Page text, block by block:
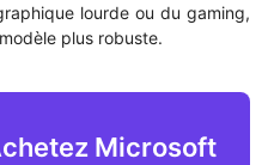
lourde ou du gaming,
plus robuste.
Microsoft